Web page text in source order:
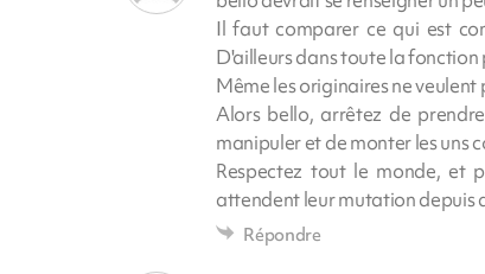
Il faut comparer ce qui est
D'ailleurs dans toute la
Même les originaires ne veulent
Alors bello, arrêtez de
manipuler et de monter les uns
Respectez tout le monde, et
attendent leur mutation depuis
Répondre